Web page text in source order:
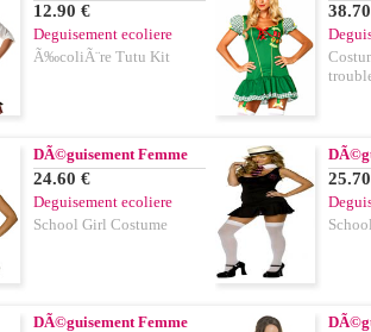
12.90 €
Deguisement ecoliere
Ã‰coliÃ¨re Tutu Kit
DÃ©guisement Femme
24.60 €
Deguisement ecoliere
School Girl Costume
DÃ©guisement Femme